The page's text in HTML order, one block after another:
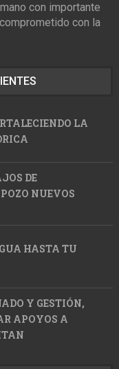
con importante
con la
LA
DE
NUEVOS
HASTA TU
Y GESTIÓN,
APOYOS A